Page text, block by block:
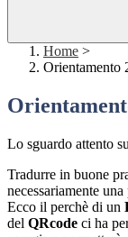
Home >
Lo sguardo attento
Tradurre in buone
necessariamente
Ecco il perchè di un
del QRcode ci ha